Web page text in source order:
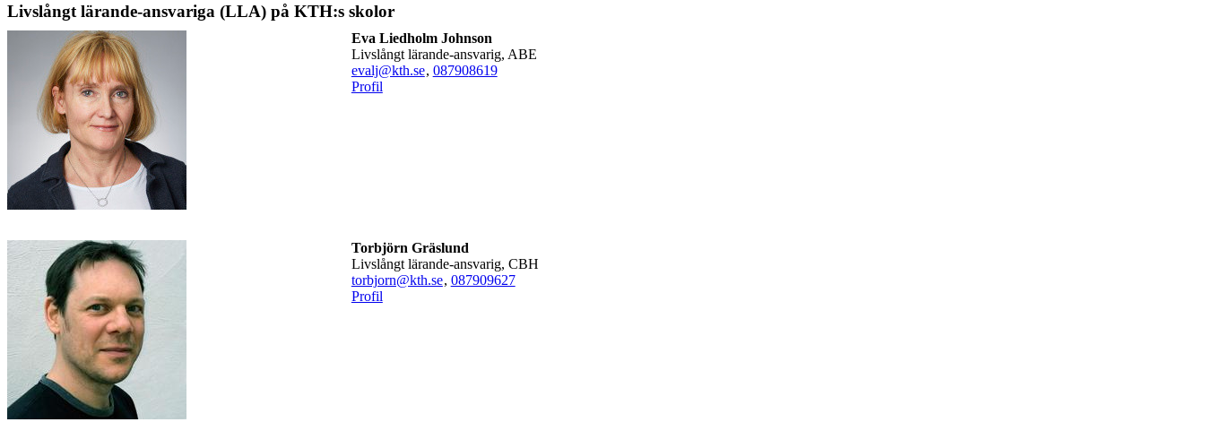
Livslångt lärande-ansvariga (LLA) på KTH:s skolor
Eva Liedholm Johnson
Livslångt lärande-ansvarig, ABE
evalj@kth.se, 087908619
Profil
Torbjörn Gräslund
Livslångt lärande-ansvarig, CBH
torbjorn@kth.se, 087909627
Profil